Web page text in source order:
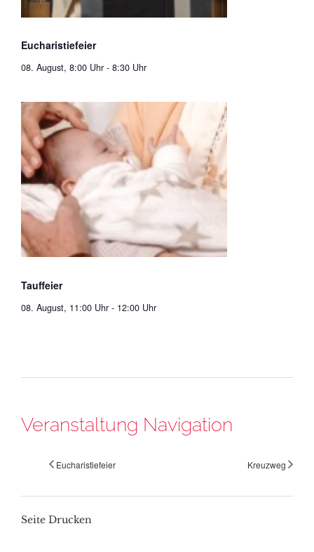
Eucharistiefeier
08. August, 8:00 Uhr - 8:30 Uhr
Tauffeier
08. August, 11:00 Uhr - 12:00 Uhr
Veranstaltung Navigation
Eucharistiefeier Kreuzweg
Seite Drucken